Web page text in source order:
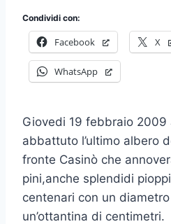
Condividi con:
Facebook X
WhatsApp
Giovedi 19 febbraio
abbattuto l’ultimo albero
fronte Casinò che
pini,anche splendidi
centenari con un
un’ottantina di centimetri.